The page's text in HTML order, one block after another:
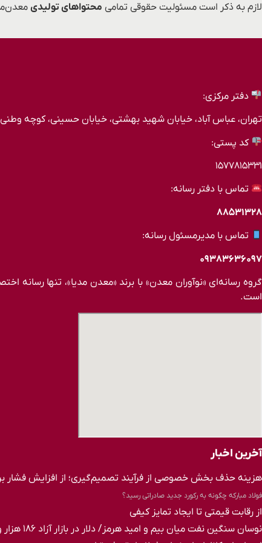
لازم به ذکر است مسئولیت حقوقی تمامی محتواهای تولیدی
دفتر مرکزی:
تهران، عباس آباد، خیابان شهید بهشتی، خیابان حسینی، کوچه وطنی، پلاک
کد پستی:
۱۵۷۷۸۱۵۳۳۱
تماس با دفتر رسانه:
۸۸۵۳۱۳۲۸
تماس با مدیرمسئول رسانه:
۰۹۳۸۳۶۳۶۰۹۷
گروه رسانه‌ای «نوآوران معدن» با برند «معدن مدیا»، تنها
است.
آخرین اخبار
هزینه حذف بخش خصوصی از فرآیند تصمیم‌گیری؛ از افزایش فشار
فولاد مبارکه چگونه به رکورد جدید صادراتی رسید؟
از رقابت قیمتی تا ایجاد تمایز کیفی
نوسان سنگین نفت میان بیم و امید هرمز/ دلار در بازار آزاد ۱۸۶ هزار و ۳۰۰ تومان؛ نرخ سکه صعودی شد